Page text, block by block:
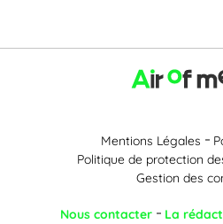
Mentions Légales
Politique de protection
Gestion des
Nous contacter La